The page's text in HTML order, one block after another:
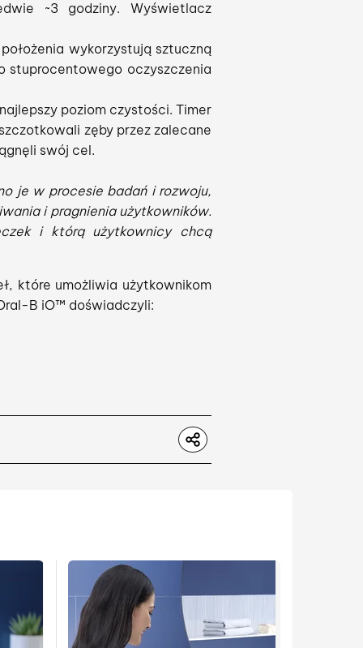
~3 godziny. Wyświetlacz
wykorzystują sztuczną
stuprocentowego oczyszczenia
poziom czystości. Timer
zęby przez zalecane
swój cel.
je w procesie badań i rozwoju,
i pragnienia użytkowników.
i którą użytkownicy chcą
które umożliwia użytkownikom
B iO™ doświadczyli: